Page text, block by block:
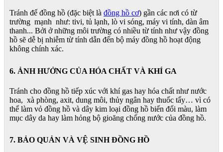
Tránh để đồng hồ (đặc biệt là đồng hồ cơ) gần các nơi có từ
trường mạnh như: tivi, tủ lạnh, lò vi sóng, máy vi tính, dàn âm
thanh... Bởi ở những môi trường có nhiều từ tính như vậy đồng
hồ sẽ dễ bị nhiễm từ tính dẫn đến bộ máy đồng hồ hoạt động
không chính xác.
6. ẢNH HƯỞNG CỦA HÓA CHẤT VÀ KHÍ GA
Tránh cho đồng hồ tiếp xúc với khí gas hay hóa chất như nước
hoa, xà phòng, axit, dung môi, thủy ngân hay thuốc tẩy… vì có
thể làm vỏ đồng hồ và dây kim loại đồng hồ biến đổi màu, làm
mục dây da hay làm hỏng bộ gioăng chống nước của đồng hồ.
7. BẢO QUẢN VÀ VỆ SINH ĐỒNG HỒ